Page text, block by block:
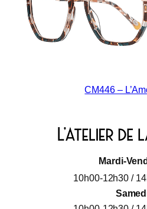
CM446 –
Mardi-
10h00-12h30 /